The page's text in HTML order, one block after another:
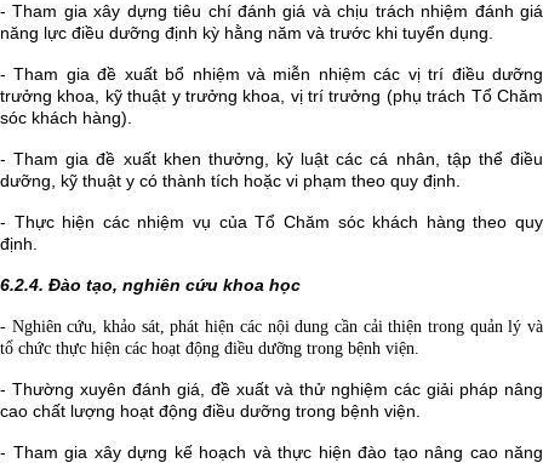
- Tham gia xây dựng tiêu chí đánh giá và chịu trách nhiệm đánh giá
năng lực điều dưỡng định kỳ hằng năm và trước khi tuyển dụng.
- Tham gia đề xuất bổ nhiệm và miễn nhiệm các vị trí điều dưỡng
trưởng khoa, kỹ thuật y trưởng khoa, vị trí trưởng (phụ trách Tổ Chăm
sóc khách hàng).
- Tham gia đề xuất khen thưởng, kỷ luật các cá nhân, tập thể điều
dưỡng, kỹ thuật y có thành tích hoặc vi phạm theo quy định.
- Thực hiện các nhiệm vụ của Tổ Chăm sóc khách hàng theo quy
định.
6.2.4. Đào tạo, nghiên cứu khoa học
- Nghiên cứu, khảo sát, phát hiện các nội dung cần cải thiện trong quản lý và
tổ chức thực hiện các hoạt động điều dưỡng trong bệnh viện.
- Thường xuyên đánh giá, đề xuất và thử nghiệm các giải pháp nâng
cao chất lượng hoạt động điều dưỡng trong bệnh viện.
- Tham gia xây dựng kế hoạch và thực hiện đào tạo nâng cao năng